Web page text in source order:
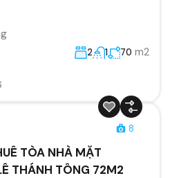
2 1 70 m2
8
TÒA NHÀ MẶT
THÁNH TÔNG 72M2